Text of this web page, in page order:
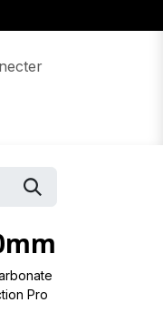
Pro